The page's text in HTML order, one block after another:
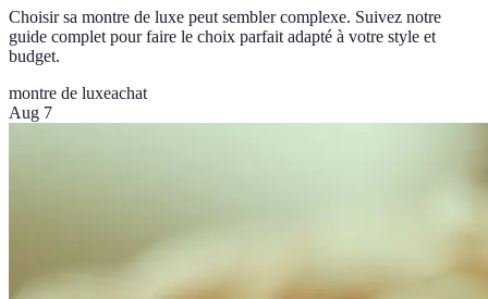
Choisir sa montre de luxe peut sembler complexe. Suivez notre
guide complet pour faire le choix parfait adapté à votre style et
budget.
montre de luxeachat
Aug 7